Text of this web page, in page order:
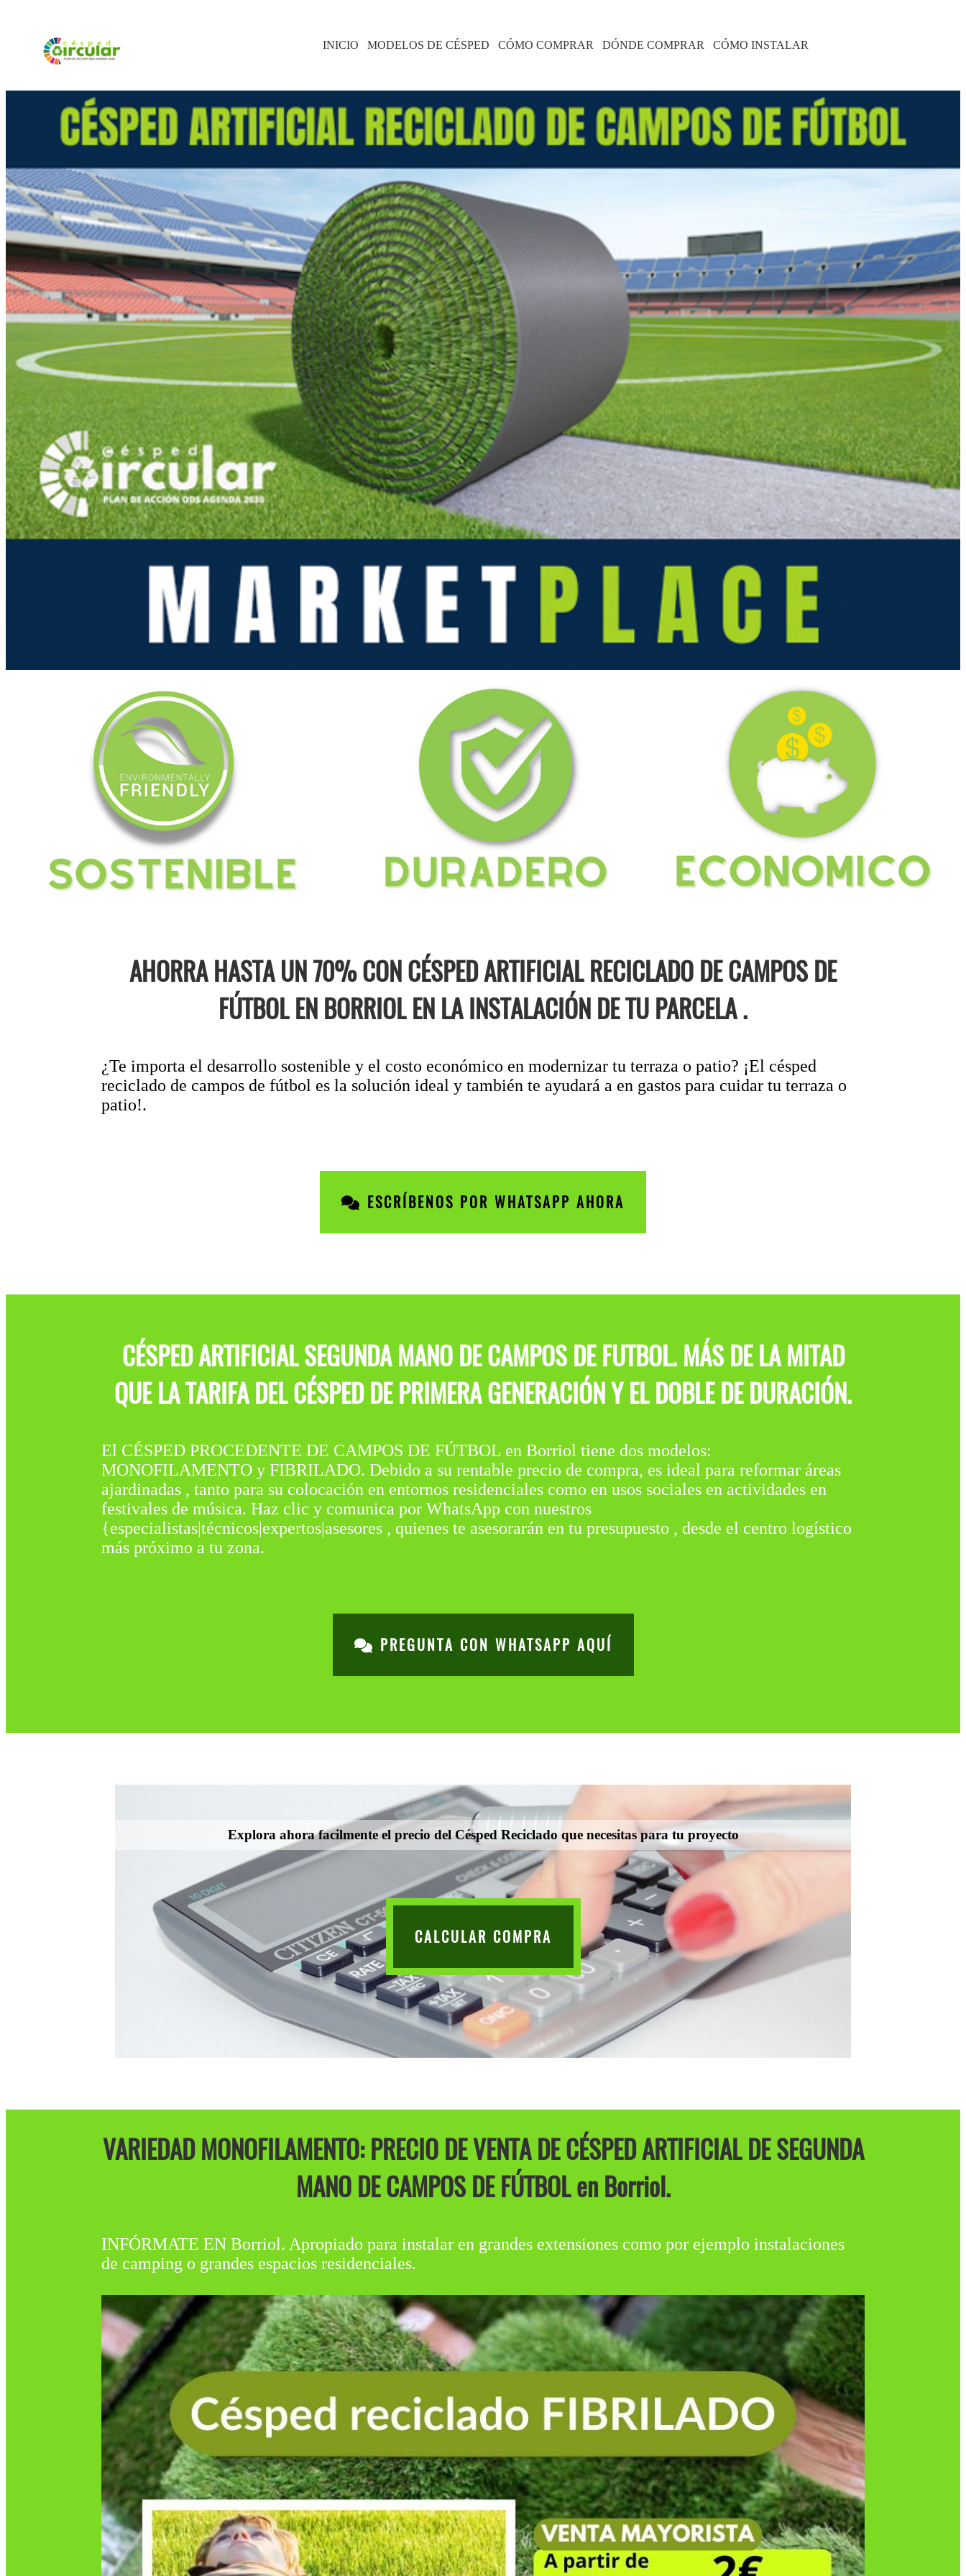
INICIO MODELOS DE CÉSPED CÓMO COMPRAR DÓNDE COMPRAR CÓMO INSTALAR
AHORRA HASTA UN 70% CON CÉSPED ARTIFICIAL RECICLADO DE CAMPOS DE
FÚTBOL EN BORRIOL EN LA INSTALACIÓN DE TU PARCELA .
¿Te importa el desarrollo sostenible y el costo económico en modernizar tu terraza o patio? ¡El césped
reciclado de campos de fútbol es la solución ideal y también te ayudará a en gastos para cuidar tu terraza o
patio!.
ESCRÍBENOS POR WHATSAPP AHORA
CÉSPED ARTIFICIAL SEGUNDA MANO DE CAMPOS DE FUTBOL. MÁS DE LA MITAD
QUE LA TARIFA DEL CÉSPED DE PRIMERA GENERACIÓN Y EL DOBLE DE DURACIÓN.
El CÉSPED PROCEDENTE DE CAMPOS DE FÚTBOL en Borriol tiene dos modelos:
MONOFILAMENTO y FIBRILADO. Debido a su rentable precio de compra, es ideal para reformar áreas
ajardinadas , tanto para su colocación en entornos residenciales como en usos sociales en actividades en
festivales de música. Haz clic y comunica por WhatsApp con nuestros
{especialistas|técnicos|expertos|asesores , quienes te asesorarán en tu presupuesto , desde el centro logístico
más próximo a tu zona.
PREGUNTA CON WHATSAPP AQUÍ
Explora ahora facilmente el precio del Césped Reciclado que necesitas para tu proyecto
CALCULAR COMPRA
VARIEDAD MONOFILAMENTO: PRECIO DE VENTA DE CÉSPED ARTIFICIAL DE SEGUNDA
MANO DE CAMPOS DE FÚTBOL en Borriol.
INFÓRMATE EN Borriol. Apropiado para instalar en grandes extensiones como por ejemplo instalaciones
de camping o grandes espacios residenciales.